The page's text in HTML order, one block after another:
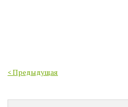
< Предыдущая